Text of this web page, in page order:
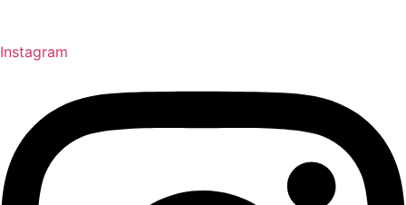
Instagram